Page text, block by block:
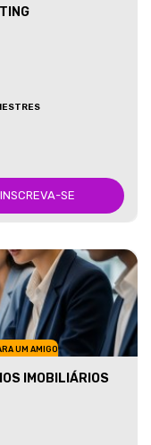
INSCREVA-SE
UM AMIGO
IMOBILIÁRIOS